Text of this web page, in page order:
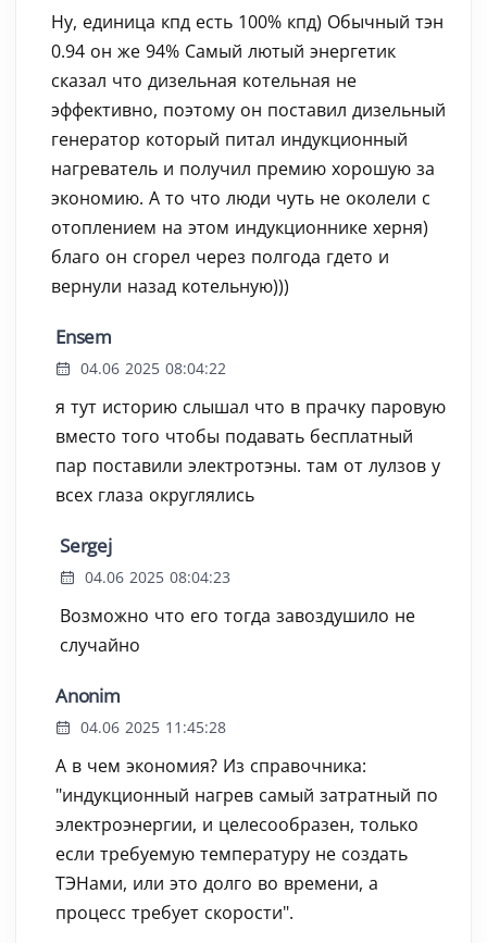
Ну, единица кпд есть 100% кпд) Обычный тэн
0.94 он же 94% Самый лютый энергетик
сказал что дизельная котельная не
эффективно, поэтому он поставил дизельный
генератор который питал индукционный
нагреватель и получил премию хорошую за
экономию. А то что люди чуть не околели с
отоплением на этом индукционнике херня)
благо он сгорел через полгода гдето и
вернули назад котельную)))
Ensem
04.06 2025 08:04:22
я тут историю слышал что в прачку паровую
вместо того чтобы подавать бесплатный
пар поставили электротэны. там от лулзов у
всех глаза округлялись
Sergej
04.06 2025 08:04:23
Возможно что его тогда завоздушило не
случайно
Anonim
04.06 2025 11:45:28
А в чем экономия? Из справочника:
"индукционный нагрев самый затратный по
электроэнергии, и целесообразен, только
если требуемую температуру не создать
ТЭНами, или это долго во времени, а
процесс требует скорости".